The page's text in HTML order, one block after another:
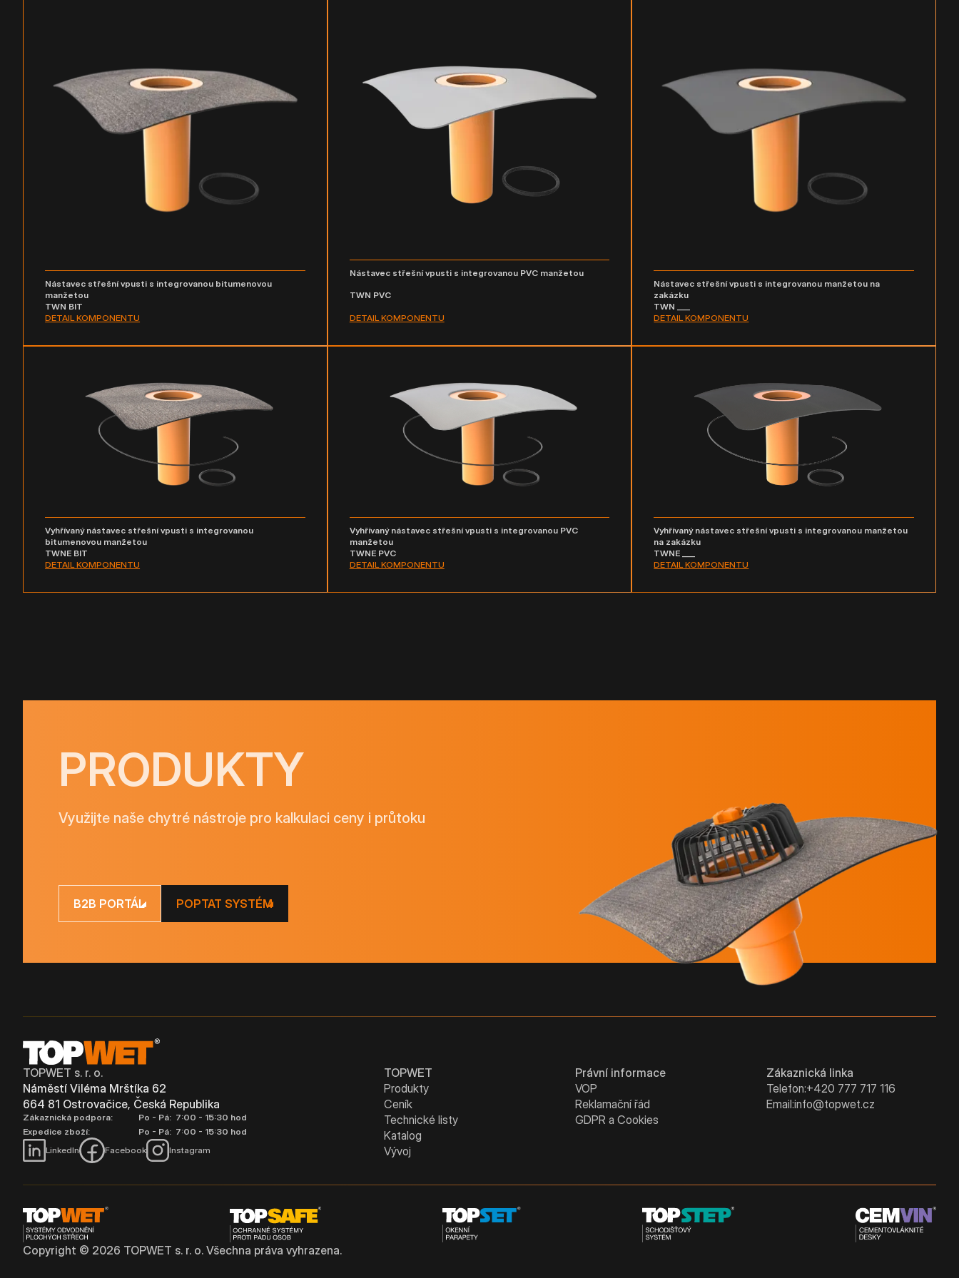
Nástavec střešní vpusti s integrovanou bitumenovou
manžetou
TWN BIT
DETAIL KOMPONENTU
Nástavec střešní vpusti s integrovanou PVC manžetou
TWN PVC
DETAIL KOMPONENTU
Nástavec střešní vpusti s integrovanou manžetou na
zakázku
TWN ___
DETAIL KOMPONENTU
Vyhřívaný nástavec střešní vpusti s integrovanou
bitumenovou manžetou
TWNE BIT
DETAIL KOMPONENTU
Vyhřívaný nástavec střešní vpusti s integrovanou PVC
manžetou
TWNE PVC
DETAIL KOMPONENTU
Vyhřívaný nástavec střešní vpusti s integrovanou manžetou
na zakázku
TWNE ___
DETAIL KOMPONENTU
PRODUKTY
Využijte naše chytré nástroje pro kalkulaci ceny i průtoku
B2B PORTÁL POPTAT SYSTÉM
TOPWET s. r. o.
Náměstí Viléma Mrštíka 62
664 81 Ostrovačice, Česká Republika
Zákaznická podpora:
Po - Pá: 7:00 - 15:30 hod
Expedice zboží:
Po - Pá: 7:00 - 15:30 hod
LinkedIn
Facebook Instagram
Zákaznická linka
Telefon:+420 777 717 116
Email:info@topwet.cz
TOPWET
Produkty
Ceník
Technické listy
Katalog
Vývoj
Právní informace
VOP
Reklamační řád
GDPR a Cookies
Copyright © 2026 TOPWET s. r. o. Všechna práva vyhrazena.